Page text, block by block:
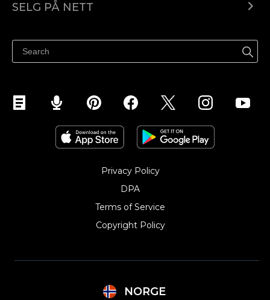
Pris
SELG PÅ NETT
Selg på Facebook
Selg på Instagram
Privacy Policy
DPA
Terms of Service
Copyright Policy‎
NORGE